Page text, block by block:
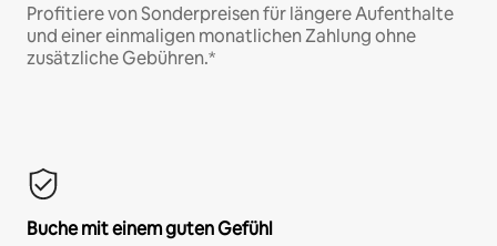
Profitiere von Sonderpreisen für längere Aufenthalte
und einer einmaligen monatlichen Zahlung ohne
zusätzliche Gebühren.*
Buche mit einem guten Gefühl